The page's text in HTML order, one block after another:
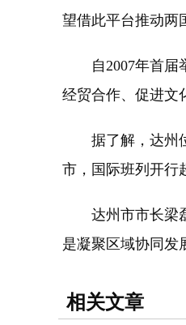
望借此平台推动两
自2007年首届举
经贸合作、促进文
据了解，达州位
市，国际班列开行
达州市市长梁磊
是凝聚区域协同发
相关文章